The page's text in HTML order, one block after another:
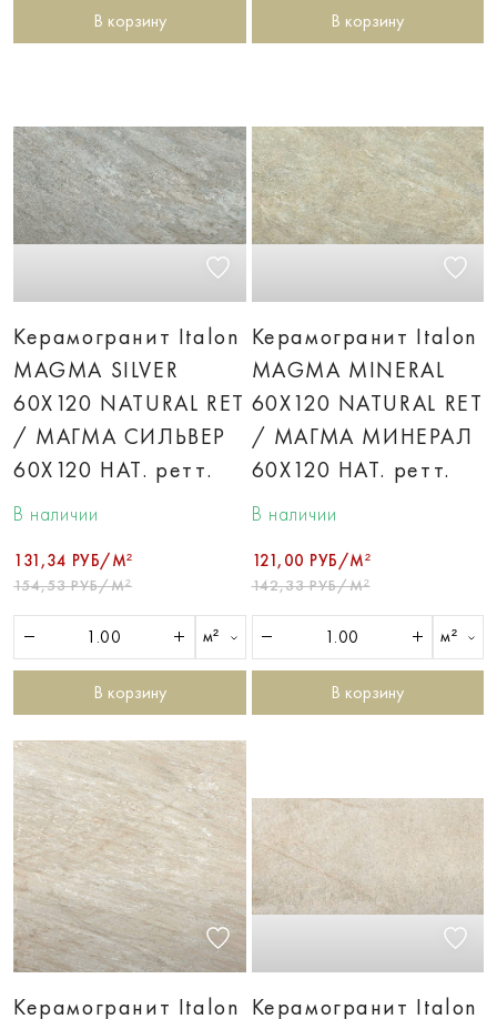
В корзину В корзину
Керамогранит Italon
MAGMA SILVER
60X120 NATURAL RET
/ МАГМА СИЛЬВЕР
60X120 НАТ. ретт.
В наличии
131,34 РУБ/М²
154,53 РУБ/М²
м²
В корзину
Керамогранит Italon
MAGMA MINERAL
60X120 NATURAL RET
/ МАГМА МИНЕРАЛ
60X120 НАТ. ретт.
В наличии
121,00 РУБ/М²
142,33 РУБ/М²
м²
В корзину
Керамогранит Italon Керамогранит Italon